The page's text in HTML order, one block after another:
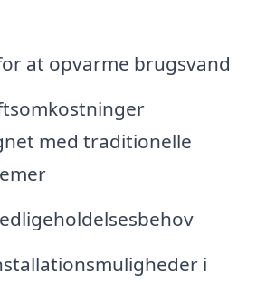
at opvarme brugsvand
med traditionelle
i